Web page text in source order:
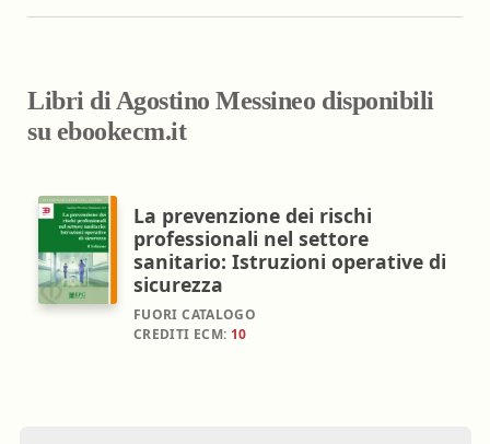
Libri di Agostino Messineo disponibili
su ebookecm.it
La prevenzione dei rischi
professionali nel settore
sanitario: Istruzioni operative di
sicurezza
FUORI CATALOGO
CREDITI ECM: 10